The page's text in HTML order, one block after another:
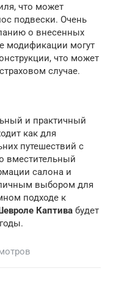
что может
подвески. Очень
о внесенных
модификации могут
что может
случае.
и практичный
как для
путешествий с
вместительный
салона и
выбором для
подходе к
Каптива будет